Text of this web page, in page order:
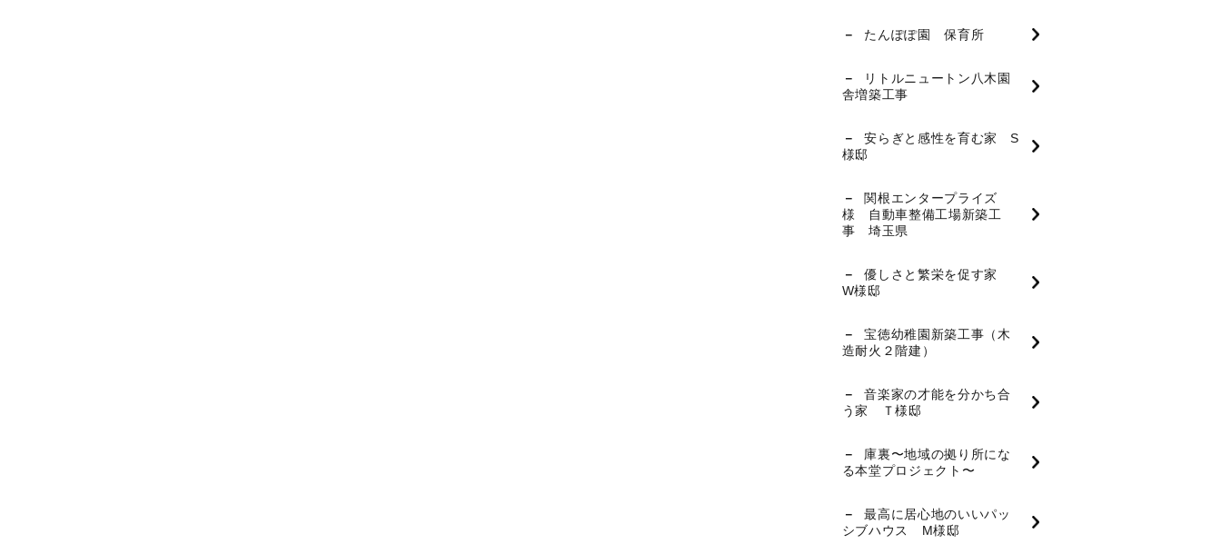
たんぽぽ園 保育所
リトルニュートン八木園
舎増築工事
安らぎと感性を育む家 S
様邸
関根エンタープライズ
様 自動車整備工場新築工
事 埼玉県
優しさと繁栄を促す家
W様邸
宝徳幼稚園新築工事（木
造耐火２階建）
音楽家の才能を分かち合
う家 Ｔ様邸
庫裏〜地域の拠り所にな
る本堂プロジェクト〜
最高に居心地のいいパッ
シブハウス M様邸